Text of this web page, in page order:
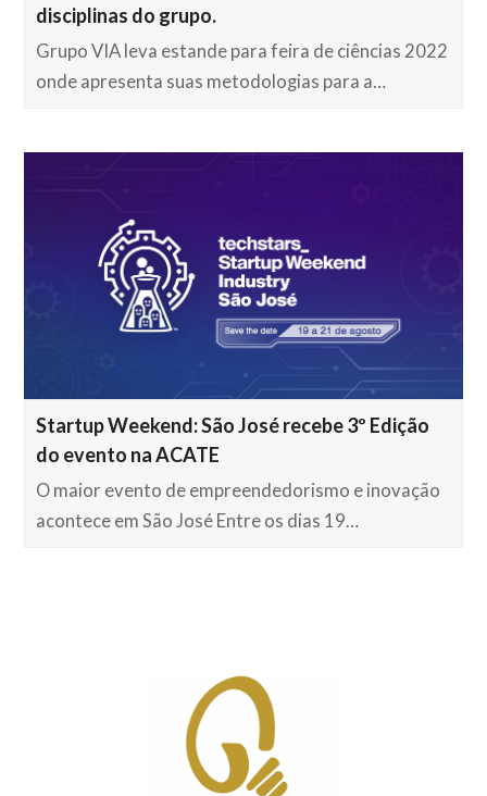
disciplinas do grupo.
Grupo VIA leva estande para feira de ciências 2022
onde apresenta suas metodologias para a…
Startup Weekend: São José recebe 3º Edição
do evento na ACATE
O maior evento de empreendedorismo e inovação
acontece em São José Entre os dias 19…